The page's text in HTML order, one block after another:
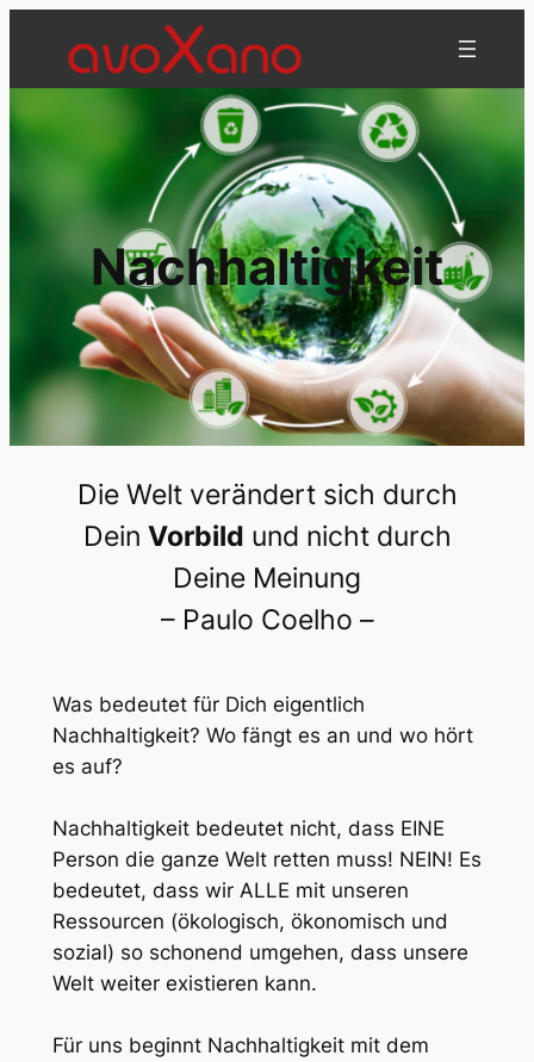
springen
Nachhaltigkeit
Die Welt verändert sich durch
Dein Vorbild und nicht durch
Deine Meinung
– Paulo Coelho –
Was bedeutet für Dich eigentlich
Nachhaltigkeit? Wo fängt es an und wo hört
es auf?
Nachhaltigkeit bedeutet nicht, dass EINE
Person die ganze Welt retten muss! NEIN! Es
bedeutet, dass wir ALLE mit unseren
Ressourcen (ökologisch, ökonomisch und
sozial) so schonend umgehen, dass unsere
Welt weiter existieren kann.
Für uns beginnt Nachhaltigkeit mit dem